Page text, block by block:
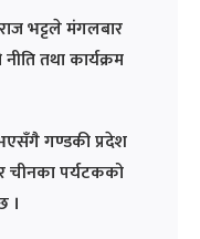
भट्टले मंगलबार
तथा कार्यक्रम
गण्डकी प्रदेश
चीनका पर्यटकको
।